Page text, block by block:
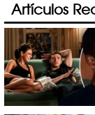
Artículos